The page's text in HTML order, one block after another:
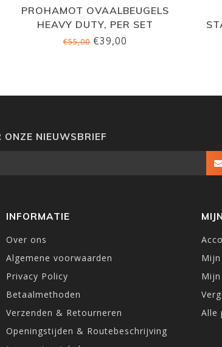
PROHAMOT OVAALBEUGELS
HEAVY DUTY, PER SET
€55,00€39,00
ONZE NIEUWSBRIEF
INFORMATIE
Over ons
Algemene voorwaarden
Privacy Policy
Betaalmethoden
Verzenden & Retourneren
Openingstijden & Routebeschrijving
Alle